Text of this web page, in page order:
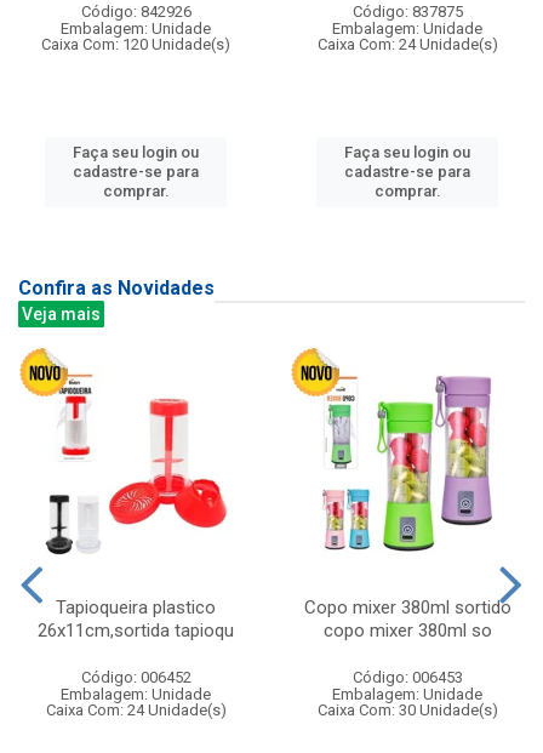
Código: 842926
Embalagem: Unidade
Caixa Com: 120 Unidade(s)
Faça seu login ou
cadastre-se para
comprar.
Código: 837875
Embalagem: Unidade
Caixa Com: 24 Unidade(s)
Faça seu login ou
cadastre-se para
comprar.
Confira as Novidades
Veja mais
Tapioqueira plastico
26x11cm,sortida tapioqu
Código: 006452
Embalagem: Unidade
Caixa Com: 24 Unidade(s)
Copo mixer 380ml sortido
copo mixer 380ml so
Código: 006453
Embalagem: Unidade
Caixa Com: 30 Unidade(s)